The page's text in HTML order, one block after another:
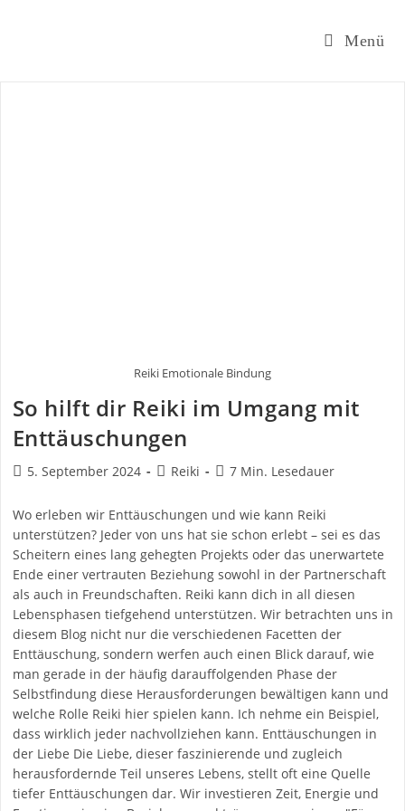
Menü
Reiki Emotionale Bindung
So hilft dir Reiki im Umgang mit
Enttäuschungen
Beitrag
5. September 2024
Beitrags-
Reiki Lesedauer:
7 Min. Lesedauer
Wo erleben wir Enttäuschungen und wie kann Reiki
unterstützen? Jeder von uns hat sie schon erlebt – sei es das
Scheitern eines lang gehegten Projekts oder das unerwartete
Ende einer vertrauten Beziehung sowohl in der Partnerschaft
als auch in Freundschaften. Reiki kann dich in all diesen
Lebensphasen tiefgehend unterstützen. Wir betrachten uns in
diesem Blog nicht nur die verschiedenen Facetten der
Enttäuschung, sondern werfen auch einen Blick darauf, wie
man gerade in der häufig darauffolgenden Phase der
Selbstfindung diese Herausforderungen bewältigen kann und
welche Rolle Reiki hier spielen kann. Ich nehme ein Beispiel,
dass wirklich jeder nachvollziehen kann. Enttäuschungen in
der Liebe Die Liebe, dieser faszinierende und zugleich
herausfordernde Teil unseres Lebens, stellt oft eine Quelle
tiefer Enttäuschungen dar. Wir investieren Zeit, Energie und